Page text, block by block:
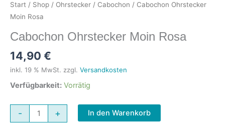
Start / Shop / Ohrstecker / Cabochon / Cabochon Ohrstecker
Moin Rosa
Cabochon Ohrstecker Moin Rosa
14,90 €
inkl. 19 % MwSt. zzgl. Versandkosten
Verfügbarkeit: Vorrätig
-
Cabochon
Ohrstecker
+ In den Warenkorb